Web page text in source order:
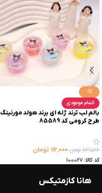
-1%
اتمام موجودی
بالم لب ترند ژله ای برند هولد مورنینگ
طرح کرومی کد 85589
۱۱۳,۵۸۶ تومان ۱۱۲,۰۰۰ تومان
کد کالا: 100027
هانا کازمتیکس